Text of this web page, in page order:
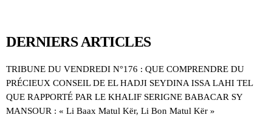
DERNIERS ARTICLES
TRIBUNE DU VENDREDI N°176 : QUE COMPRENDRE DU
PRÉCIEUX CONSEIL DE EL HADJI SEYDINA ISSA LAHI TEL
QUE RAPPORTÉ PAR LE KHALIF SERIGNE BABACAR SY
MANSOUR : « Li Baax Matul Kër, Li Bon Matul Kër »